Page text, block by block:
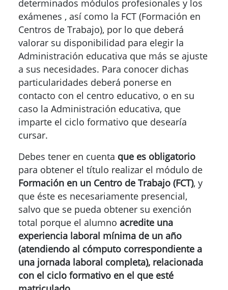
Debes tener en cuentaque es obligatorio
para obtener el título realizar el módulo de
Formación en un Centro de Trabajo (FCT)
que éste es necesariamente presencial,
salvo que se pueda obtener su exención
total porque el alumnoacredite una
experiencia laboral mínima de un año
(atendiendo al cómputo correspondiente a
una jornada laboral completa), relacionada
con el ciclo formativo en el que esté
matriculado.
¿Qué es la Formación Profesional a
distancia? ¿Hay que asistir a clase?
Esta modalidad está pensada para aquellas
personas que por sus responsabilidades o
circunstancias personales no pueden
realizar sus estudios en la modalidad
presencial. Las horas de clase presenciales
se encuentran reducidas con respecto a la
modalidad ordinaria y varían en función del
módulo de que se trate. El alumnado realiza